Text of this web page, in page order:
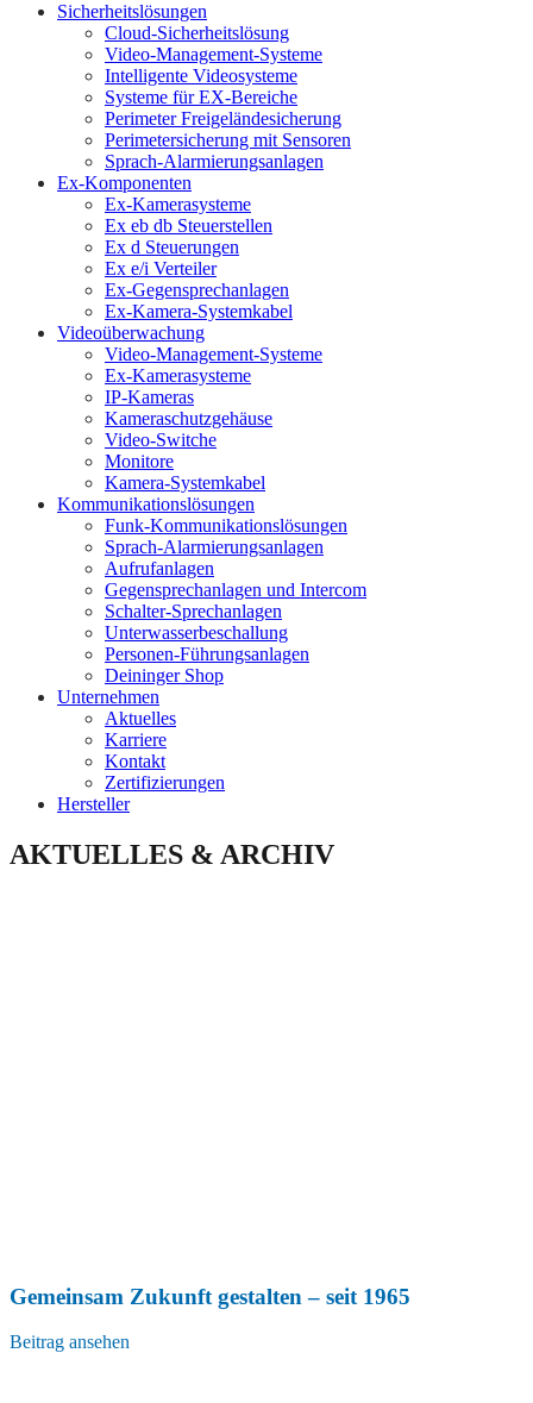
Sicherheitslösungen
Cloud-Sicherheitslösung
Video-Management-Systeme
Intelligente Videosysteme
Systeme für EX-Bereiche
Perimeter Freigeländesicherung
Perimetersicherung mit Sensoren
Sprach-Alarmierungsanlagen
Ex-Komponenten
Ex-Kamerasysteme
Ex eb db Steuerstellen
Ex d Steuerungen
Ex e/i Verteiler
Ex-Gegensprechanlagen
Ex-Kamera-Systemkabel
Videoüberwachung
Video-Management-Systeme
Ex-Kamerasysteme
IP-Kameras
Kameraschutzgehäuse
Video-Switche
Monitore
Kamera-Systemkabel
Kommunikationslösungen
Funk-Kommunikationslösungen
Sprach-Alarmierungsanlagen
Aufrufanlagen
Gegensprechanlagen und Intercom
Schalter-Sprechanlagen
Unterwasserbeschallung
Personen-Führungsanlagen
Deininger Shop
Unternehmen
Aktuelles
Karriere
Kontakt
Zertifizierungen
Hersteller
AKTUELLES & ARCHIV
Gemeinsam Zukunft gestalten – seit 1965
Beitrag ansehen